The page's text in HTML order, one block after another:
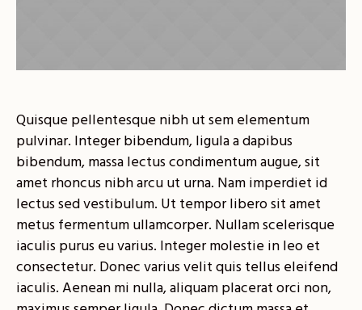
Quisque pellentesque nibh ut sem elementum
pulvinar. Integer bibendum, ligula a dapibus
bibendum, massa lectus condimentum augue, sit
amet rhoncus nibh arcu ut urna. Nam imperdiet id
lectus sed vestibulum. Ut tempor libero sit amet
metus fermentum ullamcorper. Nullam scelerisque
iaculis purus eu varius. Integer molestie in leo et
consectetur. Donec varius velit quis tellus eleifend
iaculis. Aenean mi nulla, aliquam placerat orci non,